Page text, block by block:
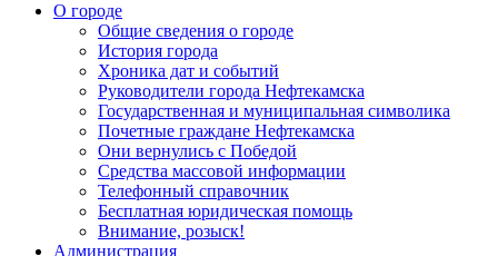
О городе
Общие сведения о городе
История города
Хроника дат и событий
Руководители города Нефтекамска
Государственная и муниципальная символика
Почетные граждане Нефтекамска
Они вернулись с Победой
Средства массовой информации
Телефонный справочник
Бесплатная юридическая помощь
Внимание, розыск!
Администрация